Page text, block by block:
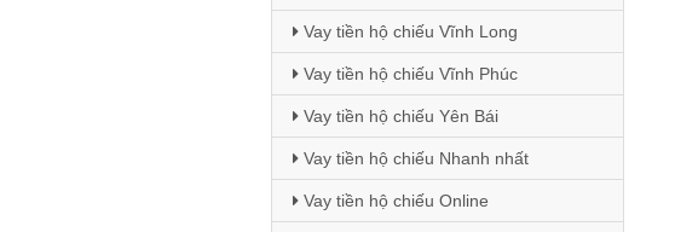
Vay tiền hộ chiếu Vĩnh Long
Vay tiền hộ chiếu Vĩnh Phúc
Vay tiền hộ chiếu Yên Bái
Vay tiền hộ chiếu Nhanh nhất
Vay tiền hộ chiếu Online